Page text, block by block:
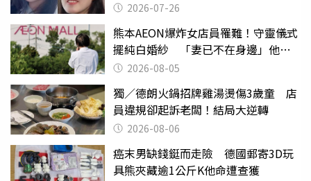
2026-07-26
熊本AEON爆炸女店員罹難！守靈儀式
擺純白婚紗 「妻已不在身邊」他淚
喊：無法想像
2026-08-05
獨／德朗火鍋招牌雞湯燙傷3歲童 店
員違規卻起訴老闆！結局大逆轉
2026-08-06
癌末男缺錢鋌而走險 德國郵寄3D玩
具熊夾藏逾1公斤K他命遭查獲